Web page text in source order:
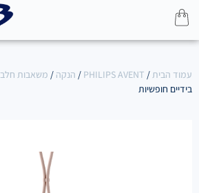
עמוד הבית/
PHILIPS AVENT
/ הנקה / משאבות חלב
בידיים חופשיות